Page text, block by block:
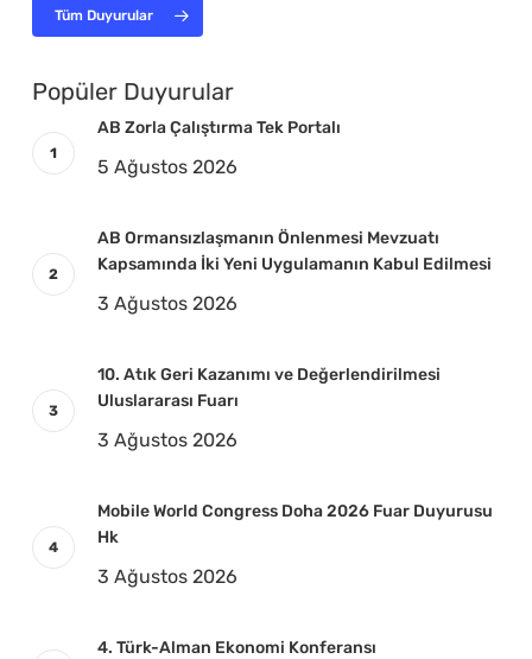
Tüm Duyurular
Popüler Duyurular
AB Zorla Çalıştırma Tek Portalı
5 Ağustos 2026
AB Ormansızlaşmanın Önlenmesi Mevzuatı
Kapsamında İki Yeni Uygulamanın Kabul Edilmesi
3 Ağustos 2026
10. Atık Geri Kazanımı ve Değerlendirilmesi
Uluslararası Fuarı
3 Ağustos 2026
Mobile World Congress Doha 2026 Fuar Duyurusu
Hk
3 Ağustos 2026
4. Türk-Alman Ekonomi Konferansı